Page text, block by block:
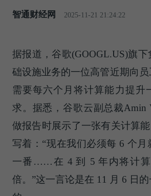
智通财经网 2025-11-21 21:24:22
据报道，谷歌(GOOGL.US)旗
础设施业务的一位高管近期向员
需要每六个月将计算能力提升
求。据悉，谷歌云副总裁Amin
做报告时展示了一张有关计算
写着：“现在我们必须每 6 个月
一番……在 4 到 5 年内将计算
倍。”这一言论是在 11 月 6 日